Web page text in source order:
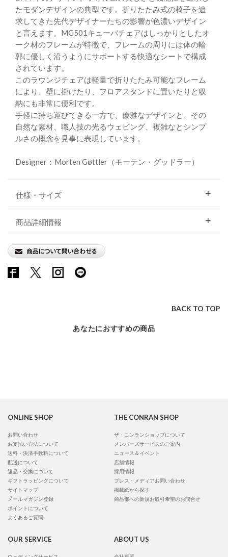
たモダンデザインの典型です。折りたたみ式の椅子を追
求してきた先代デザイナーたちの影響が色濃いデザイン
と言えます。MG501キューバチェアはしっかりとしたオ
ーク材のフレームが特徴で、フレームの周りには体の輪
郭に優しく沿うようにサポートする快適なシートで構成
されています。
このラウンジチェアは軽量で折りたたみ可能なフレーム
により、壁に掛けたり、フロアスタンドに置いたりと収
納にも非常に便利です。
手軽に持ち運びできる一方で、優雅なデザインと、その
自然な素材、職人技の光るウェビング、複雑なとシンプ
ルさの概念を見事に表現しています。
Designer：Morten Gøttler（モーテン・グッドラー）
仕様・サイズ
商品詳細情報
BACK TO TOP
あなたにおすすめの商品
ONLINE SHOP
お問い合わせ
お支払い方法について
送料・決済手数料について
配送について
返品・交換について
ギフトラッピングについて
サイトマップ
メールマガジン登録
ポイントについて
よくあるご質問
THE CONRAN SHOP
ザ・コンランショップについて
メンバーズサービスのご案内
ニュース＆イベント
店舗情報
採用情報
プレス・メディアお問い合わせ
掲載紙から探す
商品部への新規お取引希望のお問合せ
OUR SERVICE ABOUT US